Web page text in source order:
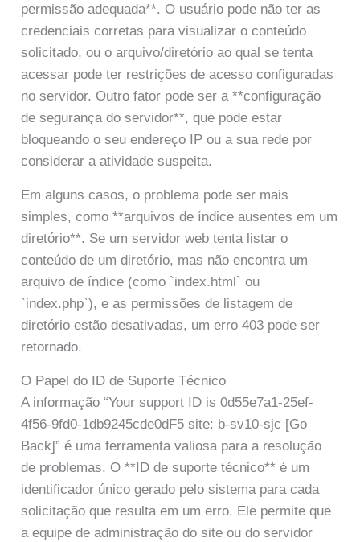
permissão adequada**. O usuário pode não ter as
credenciais corretas para visualizar o conteúdo
solicitado, ou o arquivo/diretório ao qual se tenta
acessar pode ter restrições de acesso configuradas
no servidor. Outro fator pode ser a **configuração
de segurança do servidor**, que pode estar
bloqueando o seu endereço IP ou a sua rede por
considerar a atividade suspeita.
Em alguns casos, o problema pode ser mais
simples, como **arquivos de índice ausentes em um
diretório**. Se um servidor web tenta listar o
conteúdo de um diretório, mas não encontra um
arquivo de índice (como `index.html` ou
`index.php`), e as permissões de listagem de
diretório estão desativadas, um erro 403 pode ser
retornado.
O Papel do ID de Suporte Técnico
A informação “Your support ID is 0d55e7a1-25ef-
4f56-9fd0-1db9245cde0dF5 site: b-sv10-sjc [Go
Back]” é uma ferramenta valiosa para a resolução
de problemas. O **ID de suporte técnico** é um
identificador único gerado pelo sistema para cada
solicitação que resulta em um erro. Ele permite que
a equipe de administração do site ou do servidor